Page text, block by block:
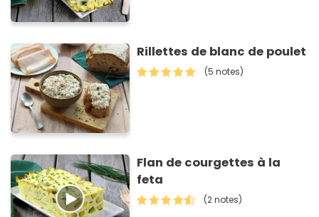
Rillettes de blanc de poulet
(5 notes)
Flan de courgettes à la
feta
(2 notes)